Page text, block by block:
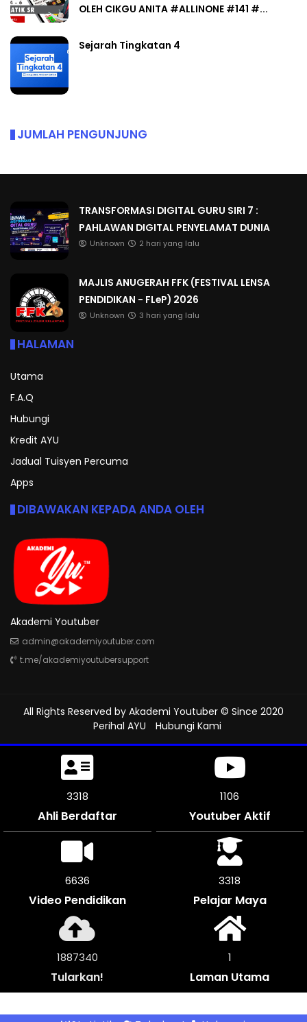
OLEH CIKGU ANITA #ALLINONE #141 #...
Sejarah Tingkatan 4
JUMLAH PENGUNJUNG
TRANSFORMASI DIGITAL GURU SIRI 7 :
PAHLAWAN DIGITAL PENYELAMAT DUNIA
Unknown 2 hari yang lalu
MAJLIS ANUGERAH FFK (FESTIVAL LENSA
PENDIDIKAN - FLeP) 2026
Unknown 3 hari yang lalu
HALAMAN
Utama
F.A.Q
Hubungi
Kredit AYU
Jadual Tuisyen Percuma
Apps
DIBAWAKAN KEPADA ANDA OLEH
Akademi Youtuber
admin@akademiyoutuber.com
t.me/akademiyoutubersupport
All Rights Reserved by Akademi Youtuber © Since 2020
Perihal AYU
Hubungi Kami
3723
Ahli Berdaftar
1241
Youtuber Aktif
7446
Video Pendidikan
3723
Pelajar Maya
2119628
Tularkan!
1
Laman Utama